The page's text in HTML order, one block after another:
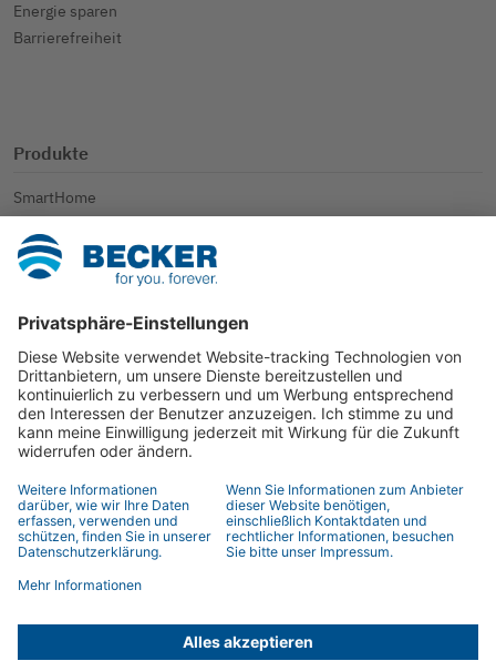
Energie sparen
Barrierefreiheit
Produkte
SmartHome
Sonnenschutz
Weitere Anwendungen
Kontakt
Ansprechpartner
Händlersuche
Kontaktformular
Datenschutz Datenschutzinformation